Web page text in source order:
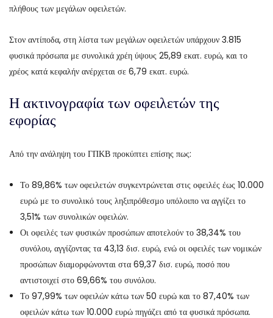
πλήθους των μεγάλων οφειλετών.
Στον αντίποδα, στη λίστα των μεγάλων οφειλετών υπάρχουν 3.815
φυσικά πρόσωπα με συνολικά χρέη ύψους 25,89 εκατ. ευρώ, και το
χρέος κατά κεφαλήν ανέρχεται σε 6,79 εκατ. ευρώ.
Η ακτινογραφία των οφειλετών της
εφορίας
Από την ανάληψη του ΓΠΚΒ προκύπτει επίσης πως:
Το 89,86% των οφειλετών συγκεντρώνεται στις οφειλές έως 10.000
ευρώ με το συνολικό τους ληξιπρόθεσμο υπόλοιπο να αγγίζει το
3,51% των συνολικών οφειλών.
Οι οφειλές των φυσικών προσώπων αποτελούν το 38,34% του
συνόλου, αγγίζοντας τα 43,13 δισ. ευρώ, ενώ οι οφειλές των νομικών
προσώπων διαμορφώνονται στα 69,37 δισ. ευρώ, ποσό που
αντιστοιχεί στο 69,66% του συνόλου.
Το 97,99% των οφειλών κάτω των 50 ευρώ και το 87,40% των
οφειλών κάτω των 10.000 ευρώ πηγάζει από τα φυσικά πρόσωπα.